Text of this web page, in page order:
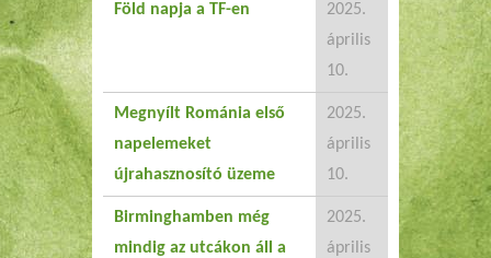
Föld napja a TF-en
2025.
április
10.
Megnyílt Románia első
napelemeket
újrahasznosító üzeme
2025.
április
10.
Birminghamben még
mindig az utcákon áll a
2025.
április